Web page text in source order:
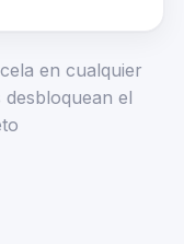
en cualquier
el